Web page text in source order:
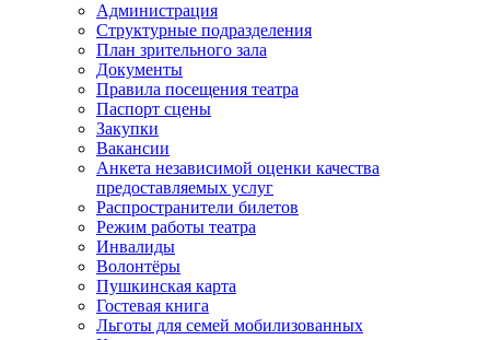
Администрация
Структурные подразделения
План зрительного зала
Документы
Правила посещения театра
Паспорт сцены
Закупки
Вакансии
Анкета независимой оценки качества
предоставляемых услуг
Распространители билетов
Режим работы театра
Инвалиды
Волонтёры
Пушкинская карта
Гостевая книга
Льготы для семей мобилизованных